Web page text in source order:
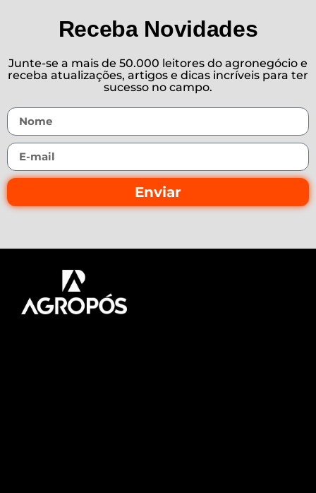
Receba Novidades
Junte-se a mais de 50.000 leitores do agronegócio e
receba atualizações, artigos e dicas incríveis para ter
sucesso no campo.
Enviar